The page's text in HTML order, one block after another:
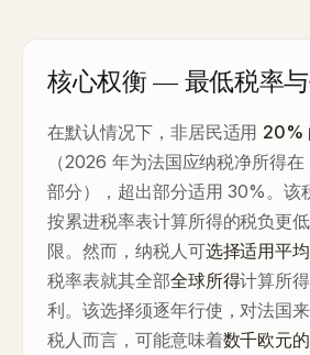
核心权衡 — 最低税率
在默认情况下，非居民适用 20%
（2026 年为法国应纳税净所得
部分），超出部分适用 30%。该
按累进税率表计算所得的税负更
限。然而，纳税人可选择适用平
税率表就其全部全球所得计算所
利。该选择须逐年行使，对法国
税人而言，可能意味着数千欧元